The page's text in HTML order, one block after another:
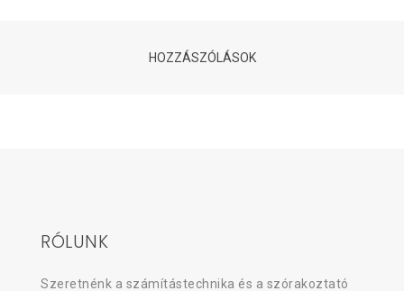
HOZZÁSZÓLÁSOK
RÓLUNK
Szeretnénk a számítástechnika és a szórakoztató